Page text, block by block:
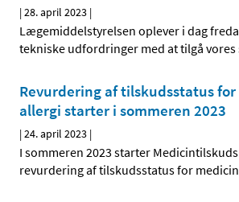
|28. april 2023 |
Lægemiddelstyrelsen oplever i dag
tekniske udfordringer med at tilgå vores
Revurdering af tilskudsstatus
allergi starter i sommeren 2023
|24. april 2023 |
I sommeren 2023 starter
revurdering af tilskudsstatus for